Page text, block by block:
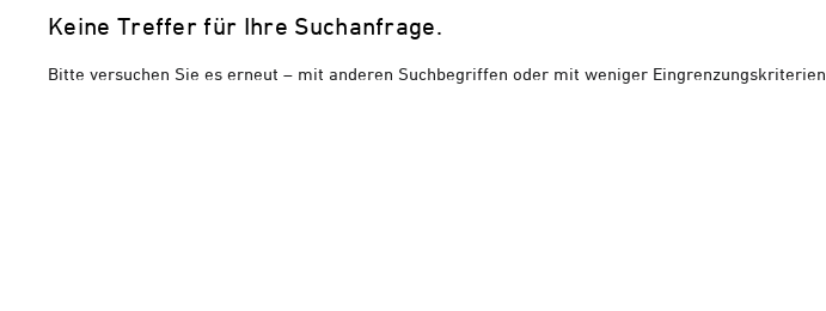
Keine Treffer für Ihre Suchanfrage.
Bitte versuchen Sie es erneut – mit anderen Suchbegriffen oder mit weniger Eingrenzungskriterien.